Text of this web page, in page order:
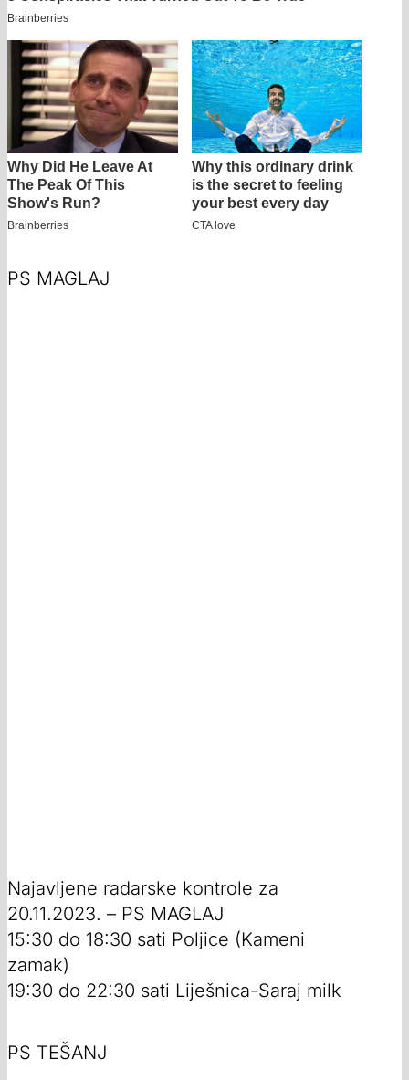
PS MAGLAJ
Najavljene radarske kontrole za
20.11.2023. – PS MAGLAJ
15:30 do 18:30 sati Poljice (Kameni
zamak)
19:30 do 22:30 sati Liješnica-Saraj milk
PS TEŠANJ